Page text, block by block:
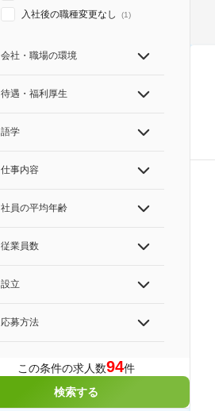
入社後の職種変更なし (1)
会社・職場の環境
待遇・福利厚生
語学
仕事内容
社員の平均年齢
従業員数
設立
応募方法
この条件の求人数94件
検索する